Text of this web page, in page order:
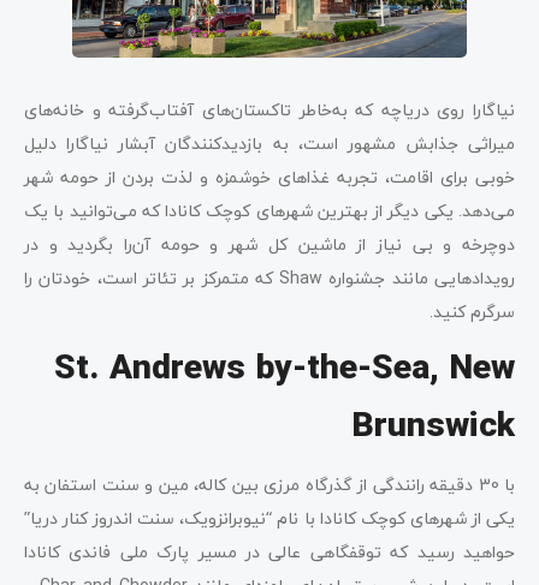
نیاگارا روی دریاچه که به‌خاطر تاکستان‌های آفتاب‌گرفته و خانه‌های
میراثی جذابش مشهور است، به بازدیدکنندگان آبشار نیاگارا دلیل
خوبی برای اقامت، تجربه غذاهای خوشمزه و لذت بردن از حومه شهر
می‌دهد. یکی دیگر از بهترین شهرهای کوچک کانادا که می‌توانید با یک
دوچرخه و بی نیاز از ماشین کل شهر و حومه آن‌را بگردید و در
رویدادهایی مانند جشنواره Shaw که متمرکز بر تئاتر است، خودتان را
سرگرم کنید.
St. Andrews by-the-Sea, New
Brunswick
با 30 دقیقه رانندگی از گذرگاه مرزی بین کاله، مین و سنت استفان به
یکی از شهرهای کوچک کانادا با نام “نیوبرانزویک، سنت اندروز کنار دریا”
حواهید رسید که توقفگاهی عالی در مسیر پارک ملی فاندی کانادا